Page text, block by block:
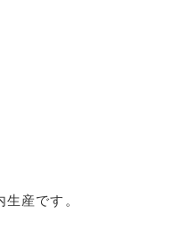
産です。